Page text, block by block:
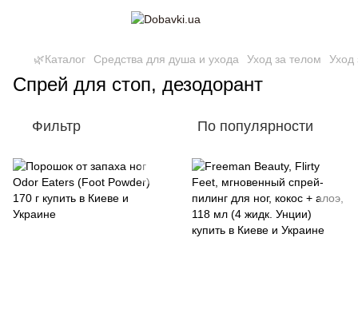
🌿Каталог Средства для душа и ухода Уход за телом Уход
Спрей для стоп, дезодорант
Фильтр По популярности